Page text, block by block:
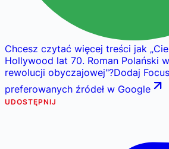
Chcesz czytać więcej treści jak „
Hollywood lat 70. Roman Polański
rewolucji obyczajowej"?Dodaj
preferowanych źródeł w Google
UDOSTĘPNIJ